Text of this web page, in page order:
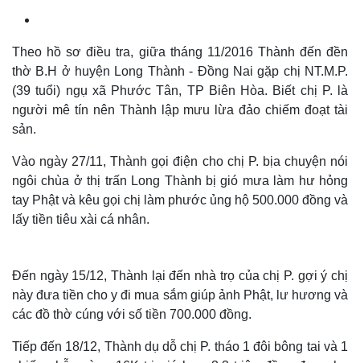
Theo hồ sơ điều tra, giữa tháng 11/2016 Thành đến đền
thờ B.H ở huyện Long Thành - Đồng Nai gặp chị NT.M.P.
(39 tuổi) ngụ xã Phước Tân, TP Biên Hòa. Biết chị P. là
người mê tín nên Thành lập mưu lừa đảo chiếm đoạt tài
sản.
Vào ngày 27/11, Thành gọi điện cho chị P. bịa chuyện nói
ngôi chùa ở thị trấn Long Thành bị gió mưa làm hư hỏng
tay Phật và kêu gọi chị làm phước ủng hộ 500.000 đồng và
lấy tiền tiêu xài cá nhân.
Đến ngày 15/12, Thành lại đến nhà trọ của chị P. gợi ý chị
này đưa tiền cho y đi mua sắm giúp ảnh Phật, lư hương và
các đồ thờ cúng với số tiền 700.000 đồng.
Tiếp đến 18/12, Thành dụ dỗ chị P. tháo 1 đôi bông tai và 1